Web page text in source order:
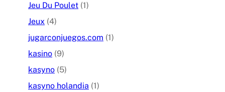
Jeu Du Poulet (1)
Jeux (4)
jugarconjuegos.com (1)
kasino (9)
kasyno (5)
kasyno holandia (1)